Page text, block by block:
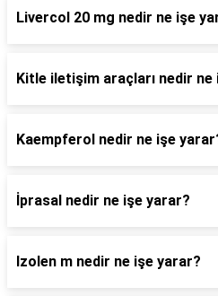
Livercol 20 mg nedir ne işe
Kitle iletişim araçları nedir ne
Kaempferol nedir ne işe
İprasal nedir ne işe yarar?
Izolen m nedir ne işe yarar?